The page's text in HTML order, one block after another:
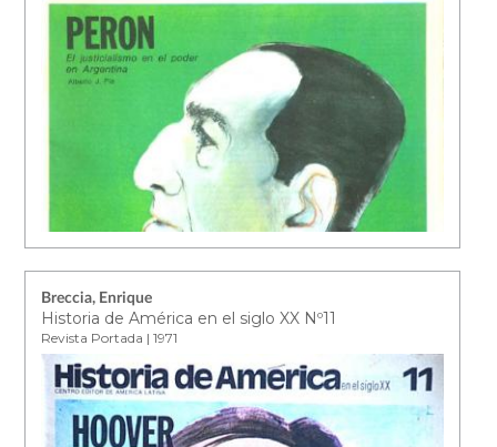
Breccia, Enrique
Historia de América en el siglo XX Nº11
Revista Portada | 1971